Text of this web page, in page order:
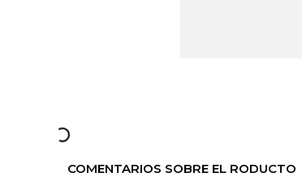
COMENTARIOS SOBRE EL RODUCTO